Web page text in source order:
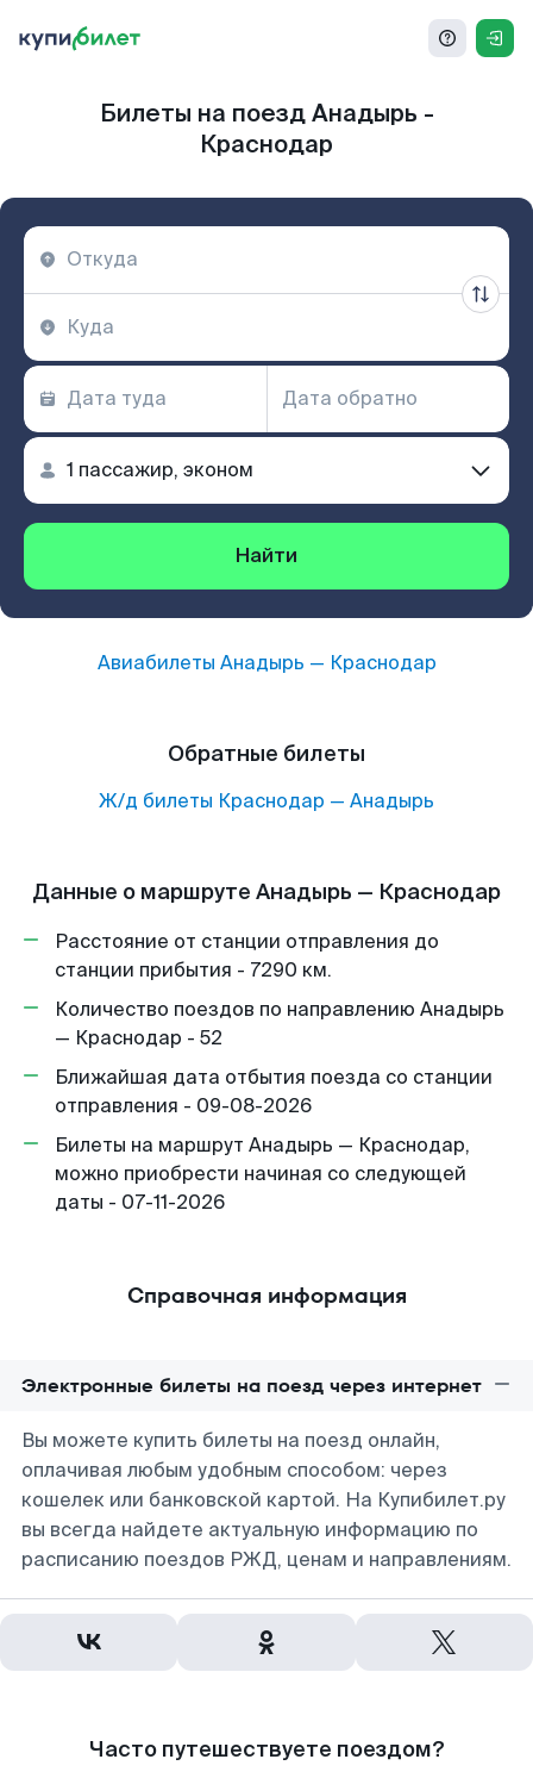
Билеты на поезд Анадырь -
Краснодар
Найти
Авиабилеты Анадырь — Краснодар
Обратные билеты
Ж/д билеты Краснодар — Анадырь
Данные о маршруте Анадырь — Краснодар
Расстояние от станции отправления до
станции прибытия - 7290 км.
Количество поездов по направлению Анадырь
— Краснодар - 52
Ближайшая дата отбытия поезда со станции
отправления - 09-08-2026
Билеты на маршрут Анадырь — Краснодар,
можно приобрести начиная со следующей
даты - 07-11-2026
Справочная информация
Электронные билеты на поезд через интернет
Вы можете купить билеты на поезд онлайн,
оплачивая любым удобным способом: через
кошелек или банковской картой. На Купибилет.ру
вы всегда найдете актуальную информацию по
расписанию поездов РЖД, ценам и направлениям.
Часто путешествуете поездом?